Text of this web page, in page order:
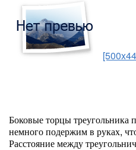
Боковые торцы треугольника
немного подержим в руках,
Расстояние между